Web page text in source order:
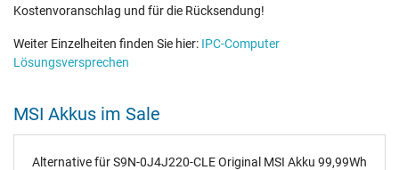
Kostenvoranschlag und für die Rücksendung!
Weiter Einzelheiten finden Sie hier: IPC-Computer
Lösungsversprechen
MSI Akkus im Sale
Alternative für S9N-0J4J220-CLE Original MSI Akku 99,99Wh